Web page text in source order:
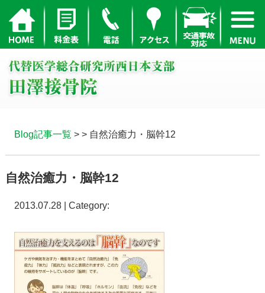
Blog記事一覧 > > 自然治癒力・脳幹12
自然治癒力・脳幹12
2013.07.28 | Category: